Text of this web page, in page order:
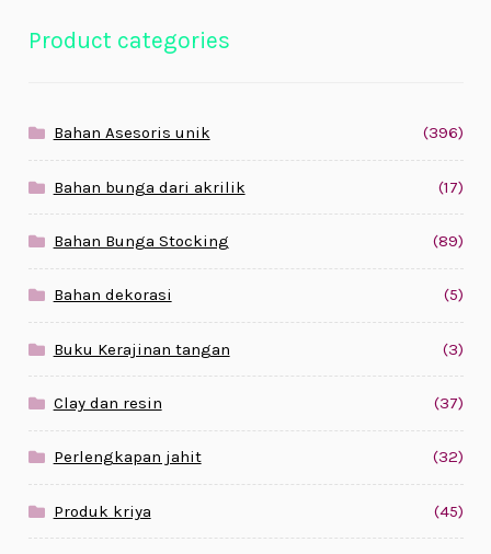
Product categories
Bahan Asesoris unik (396)
Bahan bunga dari akrilik (17)
Bahan Bunga Stocking (89)
Bahan dekorasi (5)
Buku Kerajinan tangan (3)
Clay dan resin (37)
Perlengkapan jahit (32)
Produk kriya (45)